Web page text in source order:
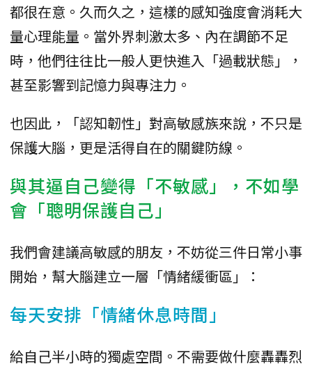
都很在意。久而久之，這樣的感知強度會消耗大
量心理能量。當外界刺激太多、內在調節不足
時，他們往往比一般人更快進入「過載狀態」，
甚至影響到記憶力與專注力。
也因此，「認知韌性」對高敏感族來說，不只是
保護大腦，更是活得自在的關鍵防線。
與其逼自己變得「不敏感」，不如學
會「聰明保護自己」
我們會建議高敏感的朋友，不妨從三件日常小事
開始，幫大腦建立一層「情緒緩衝區」：
每天安排「情緒休息時間」
給自己半小時的獨處空間。不需要做什麼轟轟烈